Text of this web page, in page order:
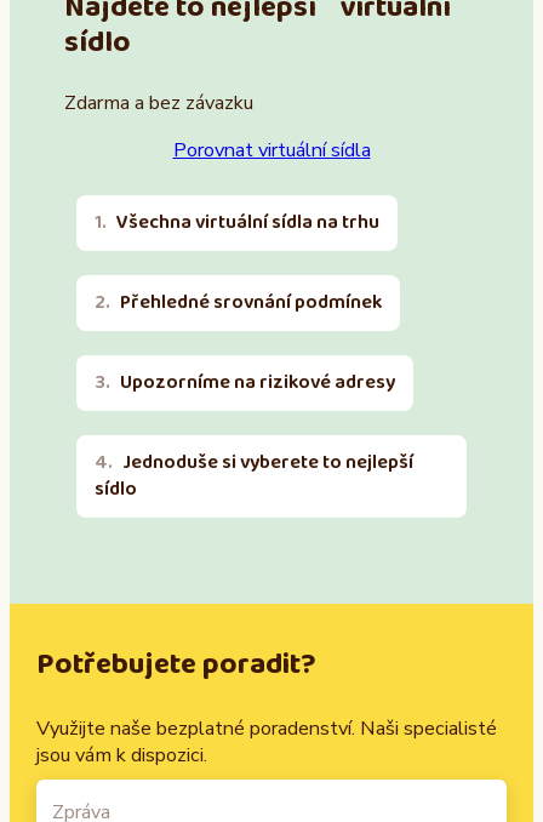
sídlo
Zdarma a bez závazku
Porovnat virtuální sídla
Všechna virtuální sídla na trhu
Přehledné srovnání podmínek
Upozorníme na rizikové adresy
Jednoduše si vyberete to nejlepší
sídlo
Potřebujete poradit?
Využijte naše bezplatné poradenství. Naši specialisté
jsou vám k dispozici.